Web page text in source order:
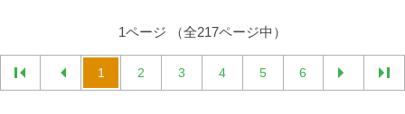
1ページ （全217ページ中）
1 2 3 4 5 6